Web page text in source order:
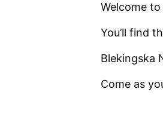
Welcome
You’ll find
Blekingska
Come as